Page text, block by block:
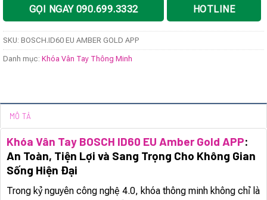
GỌI NGAY 090.699.3332 HOTLINE
SKU: BOSCH.ID60 EU AMBER GOLD APP
Danh mục: Khóa Vân Tay Thông Minh
MÔ TẢ
Khóa Vân Tay BOSCH ID60 EU Amber Gold APP:
An Toàn, Tiện Lợi và Sang Trọng Cho Không Gian
Sống Hiện Đại
Trong kỷ nguyên công nghệ 4.0, khóa thông minh không chỉ là